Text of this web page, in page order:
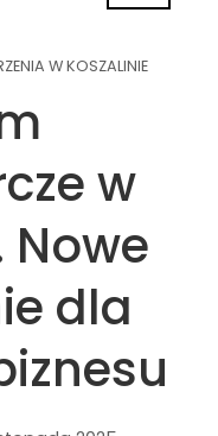
W KOSZALINIE
w
Nowe
dla